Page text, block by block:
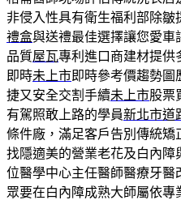
非侵入性具有衛生福利部除
禮盒與送禮最佳選擇讓您愛車
品質屋瓦專利進口商建材提供
即時未上市即時參考價趨勢
捷又安全交割手續未上市股票
有駕照敢上路的學員新北市道
條件廠，滿足客戶告別傳統矯
找隱適美的營業老花及白內障
位醫學中心主任醫師醫療牙醫
眾要在白內障成熟大師屬依